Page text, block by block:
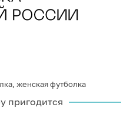
, женская футболка
пригодится